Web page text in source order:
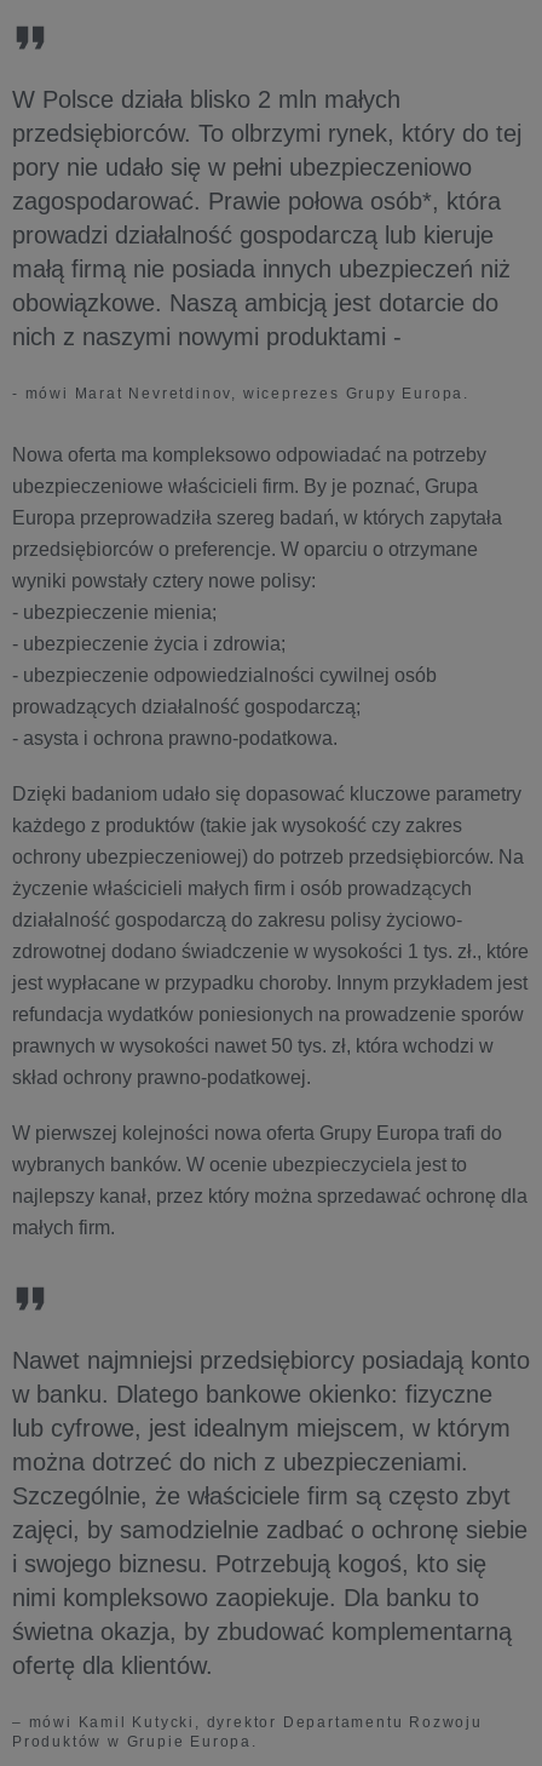
W Polsce działa blisko 2 mln małych
przedsiębiorców. To olbrzymi rynek, który do tej
pory nie udało się w pełni ubezpieczeniowo
zagospodarować. Prawie połowa osób*, która
prowadzi działalność gospodarczą lub kieruje
małą firmą nie posiada innych ubezpieczeń niż
obowiązkowe. Naszą ambicją jest dotarcie do
nich z naszymi nowymi produktami -
- mówi Marat Nevretdinov, wiceprezes Grupy Europa.
Nowa oferta ma kompleksowo odpowiadać na potrzeby
ubezpieczeniowe właścicieli firm. By je poznać, Grupa
Europa przeprowadziła szereg badań, w których zapytała
przedsiębiorców o preferencje. W oparciu o otrzymane
wyniki powstały cztery nowe polisy:
- ubezpieczenie mienia;
- ubezpieczenie życia i zdrowia;
- ubezpieczenie odpowiedzialności cywilnej osób
prowadzących działalność gospodarczą;
- asysta i ochrona prawno-podatkowa.
Dzięki badaniom udało się dopasować kluczowe parametry
każdego z produktów (takie jak wysokość czy zakres
ochrony ubezpieczeniowej) do potrzeb przedsiębiorców. Na
życzenie właścicieli małych firm i osób prowadzących
działalność gospodarczą do zakresu polisy życiowo-
zdrowotnej dodano świadczenie w wysokości 1 tys. zł., które
jest wypłacane w przypadku choroby. Innym przykładem jest
refundacja wydatków poniesionych na prowadzenie sporów
prawnych w wysokości nawet 50 tys. zł, która wchodzi w
skład ochrony prawno-podatkowej.
W pierwszej kolejności nowa oferta Grupy Europa trafi do
wybranych banków. W ocenie ubezpieczyciela jest to
najlepszy kanał, przez który można sprzedawać ochronę dla
małych firm.
Nawet najmniejsi przedsiębiorcy posiadają konto
w banku. Dlatego bankowe okienko: fizyczne
lub cyfrowe, jest idealnym miejscem, w którym
można dotrzeć do nich z ubezpieczeniami.
Szczególnie, że właściciele firm są często zbyt
zajęci, by samodzielnie zadbać o ochronę siebie
i swojego biznesu. Potrzebują kogoś, kto się
nimi kompleksowo zaopiekuje. Dla banku to
świetna okazja, by zbudować komplementarną
ofertę dla klientów.
– mówi Kamil Kutycki, dyrektor Departamentu Rozwoju
Produktów w Grupie Europa.